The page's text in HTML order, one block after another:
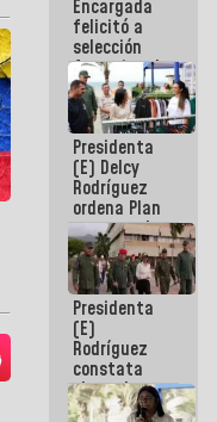
Encargada
felicitó a
selección
femenina de
baloncesto
por su
clasificación
a la
AmeriCup
2027
Presidenta
(E) Delcy
Rodríguez
ordena Plan
maestro de
desarrollo
logístico y
turístico
para La
Guaira
Presidenta
(E)
Rodríguez
constata
obras de
rehabilitación